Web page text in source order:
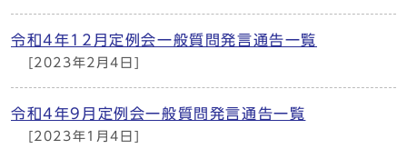
令和4年12月定例会一般質問発言通告一覧
[2023年2月4日]
令和4年9月定例会一般質問発言通告一覧
[2023年1月4日]